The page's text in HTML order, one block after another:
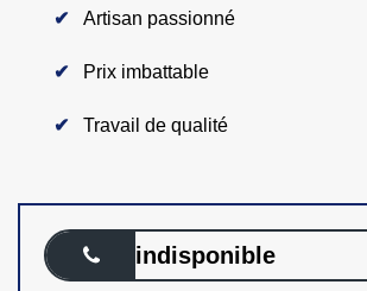
Artisan passionné
Prix imbattable
Travail de qualité
indisponible